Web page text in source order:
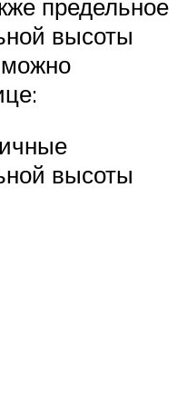
предельное
высоты
высоты